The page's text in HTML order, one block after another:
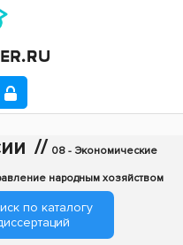
// 08 - Экономические
народным хозяйством
по каталогу